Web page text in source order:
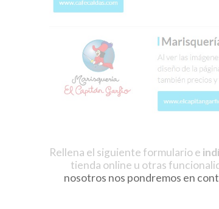
Rellena el siguiente formulario e
tienda online u otras
nosotros nos pondremos en